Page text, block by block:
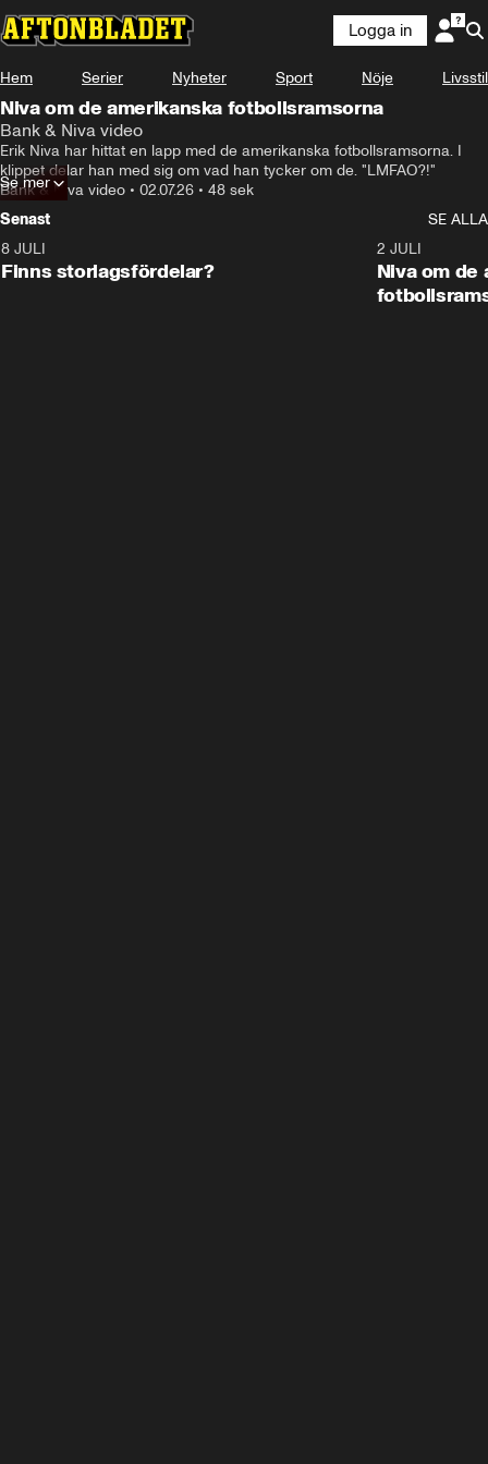
Logga in
Hem Serier Nyheter Sport Nöje Livsstil
Niva om de amerikanska fotbollsramsorna
Bank & Niva video
Erik Niva har hittat en lapp med de amerikanska fotbollsramsorna. I
klippet delar han med sig om vad han tycker om de. "LMFAO?!"
Bank & Niva video • 02.07.26 • 48 sek
Se mer
Senast
SE ALLA
8 JULI
Finns storlagsfördelar?
2 JULI
Niva om de